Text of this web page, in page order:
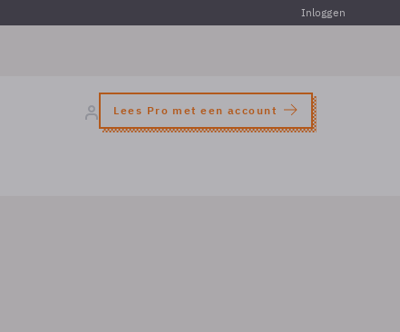
Inloggen
Lees Pro met een account